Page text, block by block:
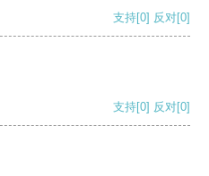
支持[0] 反对[0]
支持[0] 反对[0]